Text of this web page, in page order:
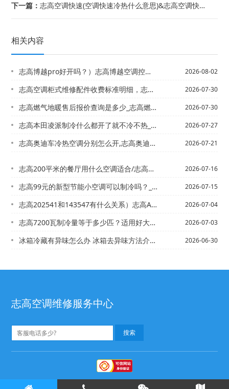
下一篇：志高空调快速(空调快速冷热什么意思)&志高空调快速制冷方法
相关内容
志高博越pro好开吗？）志高博越空调控制面板如何拆卸 2026-08-02
志高空调柜式维修配件收费标准明细，志高空调维修收费价格表官方发布 2026-07-30
志高燃气地暖售后报价查询是多少_志高燃气炉售后电话是多少2027最新标准 2026-07-30
志高本田凌派制冷什么都开了就不冷不热_3-志高本田思迪的空调管结冰是怎么回事？ 2026-07-27
志高奥迪车冷热空调分别怎么开,志高奥迪车怎么启动空调 2026-07-21
志高200平米的餐厅用什么空调适合/志高213切诺基空调不凉怎么回事 2026-07-16
志高99元的新型节能小空调可以制冷吗？_1@120平方按多大的空调_1 2026-07-15
志高202541和143547有什么关系）志高A1、B1、B2级制冷剂分别都包含... 2026-07-04
志高7200瓦制冷量等于多少匹？适用好大面积_2@志高7200瓦制冷量等于多少匹... 2026-07-03
冰箱冷藏有异味怎么办 冰箱去异味方法介绍_1@冰箱冷冻室不结冰是怎么回事 遇到冰... 2026-06-30
志高空调维修服务中心
志高空调维修 志高空调售后